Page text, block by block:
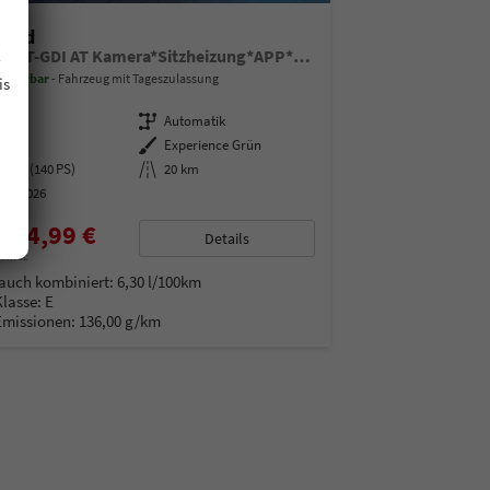
Spin 1.5 T-GDI AT Kamera*Sitzheizung*APP*Navi
Fahrzeug mit Tageszulassung
Getriebe Automatik
Außenfarbe Experience Grün
kW (140 PS) Kilometerstand 20 km
€
MwSt.
Details
kombiniert: 6,30 l/100km
E
136,00 g/km